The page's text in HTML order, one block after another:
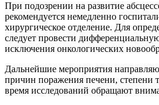
При подозрении на развитие
рекомендуется немедленно
хирургическое отделение. Для
следует провести
исключения онкологических
Дальнейшие мероприятия
причин поражения печени, степени
время исследований обращают